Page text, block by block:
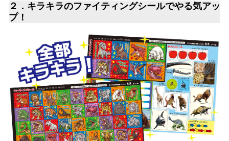
２．キラキラのファイティングシールでやる気アッ
プ！